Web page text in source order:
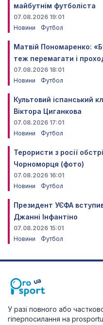
майбутнім футболіста
07.08.2026 19:01
Новини
Футбол
Матвій Пономаренко:
теж перемагати і
07.08.2026 18:01
Новини
Футбол
Культовий іспанський
Віктора Циганкова
07.08.2026 17:01
Новини
Футбол
Терористи з росії
Чорноморця (фото)
07.08.2026 16:01
Новини
Футбол
Президент УЄФА
Джанні Інфантіно
07.08.2026 15:01
Новини
Футбол
У разі повного або
гіперпосилання на